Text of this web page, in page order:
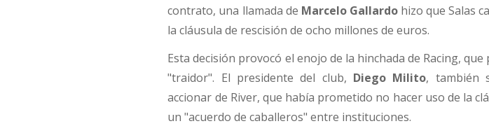
contrato, una llamada de Marcelo Gallardohizo que Salas
la cláusula de rescisión de ocho millones de euros.
Esta decisión provocó el enojo de la hinchada de Racing,
"traidor". El presidente del club, Diego Milito, también
accionar de River, que había prometido no hacer uso de la
un "acuerdo de caballeros" entre instituciones.